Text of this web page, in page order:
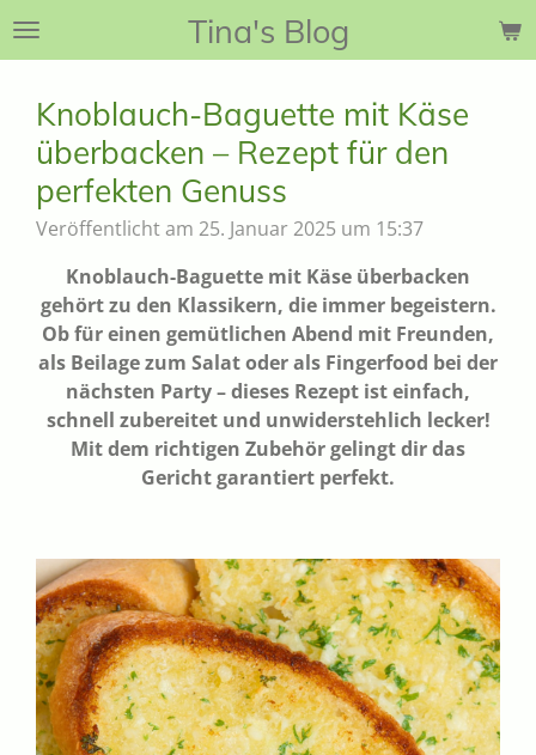
Zum
Tina's Blog
Knoblauch-Baguette mit Käse
überbacken – Rezept für den
perfekten Genuss
Veröffentlicht am 25. Januar 2025 um 15:37
Knoblauch-Baguette mit Käse überbacken
gehört zu den Klassikern, die immer begeistern.
Ob für einen gemütlichen Abend mit Freunden,
als Beilage zum Salat oder als Fingerfood bei der
nächsten Party – dieses Rezept ist einfach,
schnell zubereitet und unwiderstehlich lecker!
Mit dem richtigen Zubehör gelingt dir das
Gericht garantiert perfekt.